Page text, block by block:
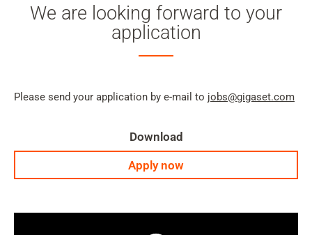
We are looking forward to your
application
Please send your application by e-mail to jobs@gigaset.com
Download
Apply now